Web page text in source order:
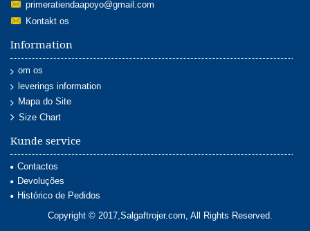
primeratiendaapoyo@gmail.com
Kontakt os
Information
om os
leverings information
Mapa do Site
Size Chart
Kunde service
Contactos
Devoluções
Histórico de Pedidos
Copyright © 2017,Salgaftrojer.com, All Rights Reserved.